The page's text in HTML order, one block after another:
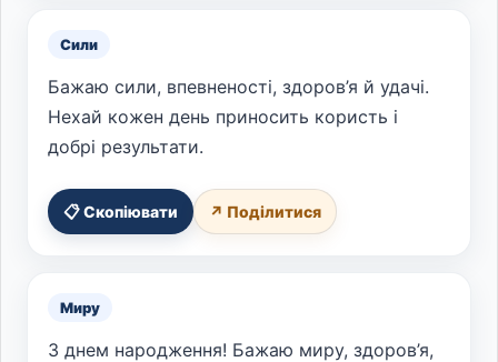
Сили
Бажаю сили, впевненості, здоров’я й удачі.
Нехай кожен день приносить користь і
добрі результати.
📋 Скопіювати ↗ Поділитися
Миру
З днем народження! Бажаю миру, здоров’я,